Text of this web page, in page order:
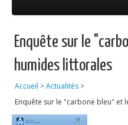
Équipes
Réseaux
Publications
Soutien technique
Enquête sur le
humides littorales
Accueil >Actualités >
Enquête sur le "carbone bleu" et